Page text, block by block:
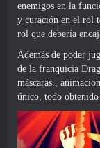
enemigos en la
y curación en el rol
rol que debería
Además de poder
de la franquicia
máscaras.,
único, todo